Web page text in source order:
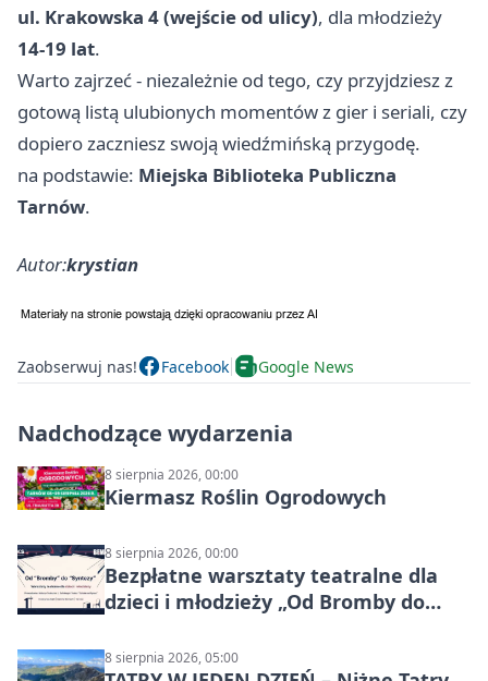
ul. Krakowska 4 (wejście od ulicy), dla młodzieży
14-19 lat.
Warto zajrzeć - niezależnie od tego, czy przyjdziesz z
gotową listą ulubionych momentów z gier i seriali, czy
dopiero zaczniesz swoją wiedźmińską przygodę.
na podstawie: Miejska Biblioteka Publiczna
Tarnów.
Autor:krystian
Zaobserwuj nas! Facebook Google News
Nadchodzące wydarzenia
8 sierpnia 2026, 00:00
Kiermasz Roślin Ogrodowych
8 sierpnia 2026, 00:00
Bezpłatne warsztaty teatralne dla
dzieci i młodzieży „Od Bromby do
8 sierpnia 2026, 05:00